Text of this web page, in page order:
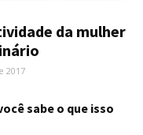
da mulher
2017
sabe o que isso